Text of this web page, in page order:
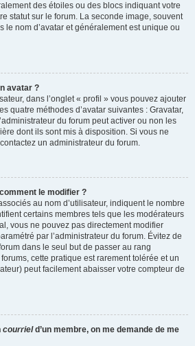
des étoiles ou des blocs indiquant votre
statut sur le forum. La seconde image, souvent
le nom d’avatar et généralement est unique ou
avatar ?
dans l’onglet « profil » vous pouvez ajouter
quatre méthodes d’avatar suivantes : Gravatar,
du forum peut activer ou non les
dont ils sont mis à disposition. Si vous ne
un administrateur du forum.
le modifier ?
au nom d’utilisateur, indiquent le nombre
certains membres tels que les modérateurs
vous ne pouvez pas directement modifier
par l’administrateur du forum. Évitez de
dans le seul but de passer au rang
cette pratique est rarement tolérée et un
peut facilement abaisser votre compteur de
courrield’un membre, on me demande de me